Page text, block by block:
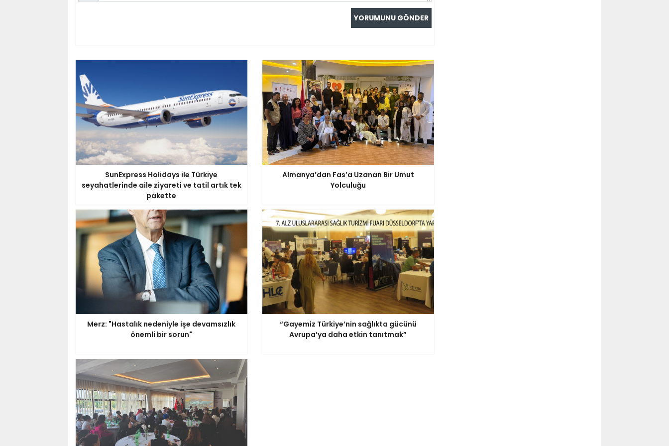
SunExpress Holidays ile Türkiye
seyahatlerinde aile ziyareti ve tatil artık tek
pakette
Almanya’dan Fas’a Uzanan Bir Umut
Yolculuğu
Merz: "Hastalık nedeniyle işe devamsızlık
önemli bir sorun"
“Gayemiz Türkiye’nin sağlıkta gücünü
Avrupa’ya daha etkin tanıtmak”